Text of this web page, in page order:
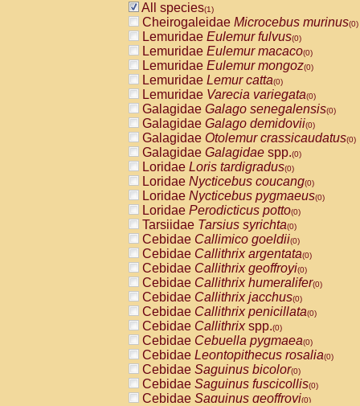
All species(1)
Cheirogaleidae Microcebus murinus(0)
Lemuridae Eulemur fulvus(0)
Lemuridae Eulemur macaco(0)
Lemuridae Eulemur mongoz(0)
Lemuridae Lemur catta(0)
Lemuridae Varecia variegata(0)
Galagidae Galago senegalensis(0)
Galagidae Galago demidovii(0)
Galagidae Otolemur crassicaudatus(0)
Galagidae Galagidae spp.(0)
Loridae Loris tardigradus(0)
Loridae Nycticebus coucang(0)
Loridae Nycticebus pygmaeus(0)
Loridae Perodicticus potto(0)
Tarsiidae Tarsius syrichta(0)
Cebidae Callimico goeldii(0)
Cebidae Callithrix argentata(0)
Cebidae Callithrix geoffroyi(0)
Cebidae Callithrix humeralifer(0)
Cebidae Callithrix jacchus(0)
Cebidae Callithrix penicillata(0)
Cebidae Callithrixspp.(0)
Cebidae Cebuella pygmaea(0)
Cebidae Leontopithecus rosalia(0)
Cebidae Saguinus bicolor(0)
Cebidae Saguinus fuscicollis(0)
Cebidae Saguinus geoffroyi(0)